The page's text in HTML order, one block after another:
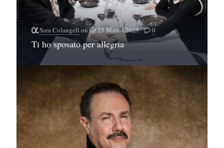
Sara Colangeli on 25 Marzo 2025 0
Ti ho sposato per allegria